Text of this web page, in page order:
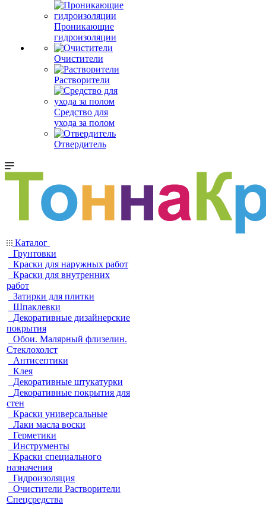
Проникающие
гидроизоляции
Очистители
Растворители
Средство для
ухода за полом
Отвердитель
Каталог
Грунтовки
Краски для наружных работ
Краски для внутренних
работ
Затирки для плитки
Шпаклевки
Декоративные дизайнерские
покрытия
Обои. Малярный флизелин.
Стеклохолст
Антисептики
Клея
Декоративные штукатурки
Декоративные покрытия для
стен
Краски универсальные
Лаки масла воски
Герметики
Инструменты
Краски специального
назначения
Гидроизоляция
Очистители Растворители
Спецсредства